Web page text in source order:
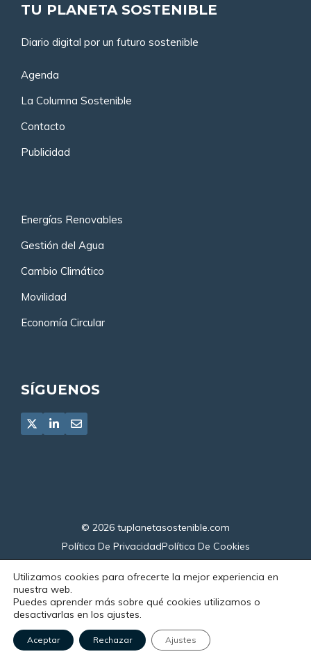
TU PLANETA SOSTENIBLE
Diario digital por un futuro sostenible
Agenda
La Columna Sostenible
Contacto
Publicidad
Energías Renovables
Gestión del Agua
Cambio Climático
Movilidad
Economía Circular
SÍGUENOS
© 2026 tuplanetasostenible.com
Política De PrivacidadPolítica De Cookies
Utilizamos cookies para ofrecerte la mejor experiencia en
nuestra web.
Puedes aprender más sobre qué cookies utilizamos o
desactivarlas en los ajustes.
Aceptar Rechazar Ajustes